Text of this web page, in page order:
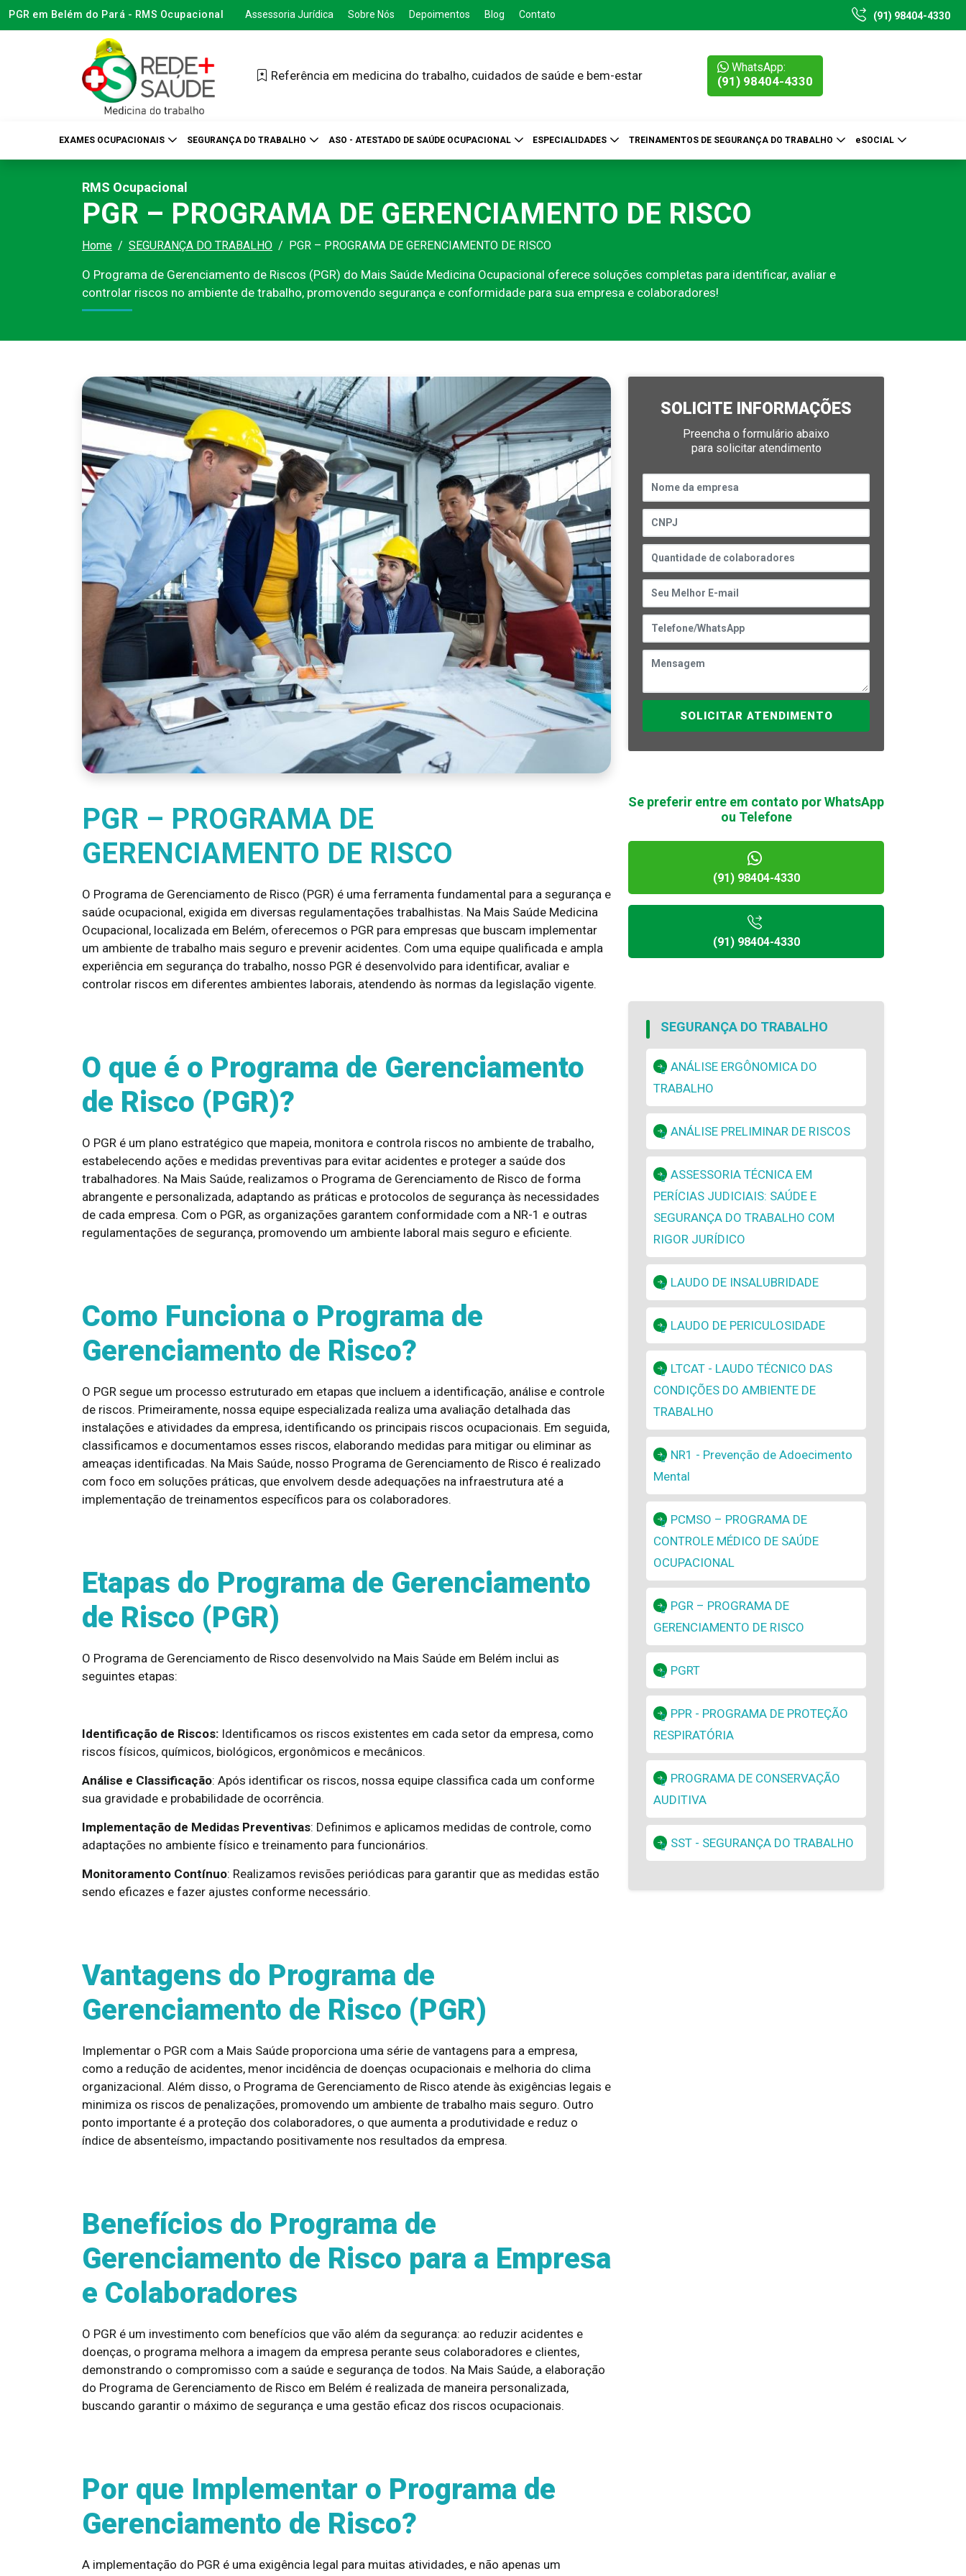
PGR em Belém do Pará - RMS Ocupacional Contato
Blog
Depoimentos
Sobre Nós
Assessoria Jurídica (91) 98404-4330
Referência em medicina do trabalho, cuidados de saúde e bem-estar
WhatsApp:
(91) 98404-4330
EXAMES OCUPACIONAIS SEGURANÇA DO TRABALHO ASO - ATESTADO DE SAÚDE OCUPACIONAL ESPECIALIDADES TREINAMENTOS DE SEGURANÇA DO TRABALHO eSOCIAL
RMS Ocupacional
PGR – PROGRAMA DE GERENCIAMENTO DE RISCO
Home SEGURANÇA DO TRABALHO PGR – PROGRAMA DE GERENCIAMENTO DE RISCO
O Programa de Gerenciamento de Riscos (PGR) do Mais Saúde Medicina Ocupacional oferece soluções completas para identificar, avaliar e
controlar riscos no ambiente de trabalho, promovendo segurança e conformidade para sua empresa e colaboradores!
PGR – PROGRAMA DE
GERENCIAMENTO DE RISCO
O Programa de Gerenciamento de Risco (PGR) é uma ferramenta fundamental para a segurança e
saúde ocupacional, exigida em diversas regulamentações trabalhistas. Na Mais Saúde Medicina
Ocupacional, localizada em Belém, oferecemos o PGR para empresas que buscam implementar
um ambiente de trabalho mais seguro e prevenir acidentes. Com uma equipe qualificada e ampla
experiência em segurança do trabalho, nosso PGR é desenvolvido para identificar, avaliar e
controlar riscos em diferentes ambientes laborais, atendendo às normas da legislação vigente.
O que é o Programa de Gerenciamento
de Risco (PGR)?
O PGR é um plano estratégico que mapeia, monitora e controla riscos no ambiente de trabalho,
estabelecendo ações e medidas preventivas para evitar acidentes e proteger a saúde dos
trabalhadores. Na Mais Saúde, realizamos o Programa de Gerenciamento de Risco de forma
abrangente e personalizada, adaptando as práticas e protocolos de segurança às necessidades
de cada empresa. Com o PGR, as organizações garantem conformidade com a NR-1 e outras
regulamentações de segurança, promovendo um ambiente laboral mais seguro e eficiente.
Como Funciona o Programa de
Gerenciamento de Risco?
O PGR segue um processo estruturado em etapas que incluem a identificação, análise e controle
de riscos. Primeiramente, nossa equipe especializada realiza uma avaliação detalhada das
instalações e atividades da empresa, identificando os principais riscos ocupacionais. Em seguida,
classificamos e documentamos esses riscos, elaborando medidas para mitigar ou eliminar as
ameaças identificadas. Na Mais Saúde, nosso Programa de Gerenciamento de Risco é realizado
com foco em soluções práticas, que envolvem desde adequações na infraestrutura até a
implementação de treinamentos específicos para os colaboradores.
Etapas do Programa de Gerenciamento
de Risco (PGR)
O Programa de Gerenciamento de Risco desenvolvido na Mais Saúde em Belém inclui as
seguintes etapas:
Identificação de Riscos: Identificamos os riscos existentes em cada setor da empresa, como
riscos físicos, químicos, biológicos, ergonômicos e mecânicos.
Análise e Classificação: Após identificar os riscos, nossa equipe classifica cada um conforme
sua gravidade e probabilidade de ocorrência.
Implementação de Medidas Preventivas: Definimos e aplicamos medidas de controle, como
adaptações no ambiente físico e treinamento para funcionários.
Monitoramento Contínuo: Realizamos revisões periódicas para garantir que as medidas estão
sendo eficazes e fazer ajustes conforme necessário.
Vantagens do Programa de
Gerenciamento de Risco (PGR)
Implementar o PGR com a Mais Saúde proporciona uma série de vantagens para a empresa,
como a redução de acidentes, menor incidência de doenças ocupacionais e melhoria do clima
organizacional. Além disso, o Programa de Gerenciamento de Risco atende às exigências legais e
minimiza os riscos de penalizações, promovendo um ambiente de trabalho mais seguro. Outro
ponto importante é a proteção dos colaboradores, o que aumenta a produtividade e reduz o
índice de absenteísmo, impactando positivamente nos resultados da empresa.
Benefícios do Programa de
Gerenciamento de Risco para a Empresa
e Colaboradores
O PGR é um investimento com benefícios que vão além da segurança: ao reduzir acidentes e
doenças, o programa melhora a imagem da empresa perante seus colaboradores e clientes,
demonstrando o compromisso com a saúde e segurança de todos. Na Mais Saúde, a elaboração
do Programa de Gerenciamento de Risco em Belém é realizada de maneira personalizada,
buscando garantir o máximo de segurança e uma gestão eficaz dos riscos ocupacionais.
Por que Implementar o Programa de
Gerenciamento de Risco?
A implementação do PGR é uma exigência legal para muitas atividades, e não apenas um
SOLICITE INFORMAÇÕES
Preencha o formulário abaixo
para solicitar atendimento
SOLICITAR ATENDIMENTO
Se preferir entre em contato por WhatsApp
ou Telefone
(91) 98404-4330
(91) 98404-4330
SEGURANÇA DO TRABALHO
ANÁLISE ERGÔNOMICA DO
TRABALHO
ANÁLISE PRELIMINAR DE RISCOS
ASSESSORIA TÉCNICA EM
PERÍCIAS JUDICIAIS: SAÚDE E
SEGURANÇA DO TRABALHO COM
RIGOR JURÍDICO
LAUDO DE INSALUBRIDADE
LAUDO DE PERICULOSIDADE
LTCAT - LAUDO TÉCNICO DAS
CONDIÇÕES DO AMBIENTE DE
TRABALHO
NR1 - Prevenção de Adoecimento
Mental
PCMSO – PROGRAMA DE
CONTROLE MÉDICO DE SAÚDE
OCUPACIONAL
PGR – PROGRAMA DE
GERENCIAMENTO DE RISCO
PGRT
PPR - PROGRAMA DE PROTEÇÃO
RESPIRATÓRIA
PROGRAMA DE CONSERVAÇÃO
AUDITIVA
SST - SEGURANÇA DO TRABALHO